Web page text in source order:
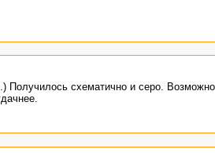
Получилось схематично и серо.